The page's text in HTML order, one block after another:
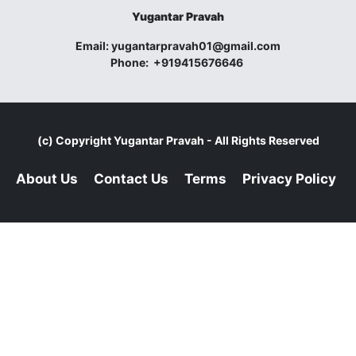
Yugantar Pravah
Email:yugantarpravah01@gmail.com
Phone: +919415676646
(c) CopyrightYugantar Pravah - All Rights Reserved
About Us Contact Us Terms Privacy Policy